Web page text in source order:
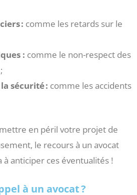
: comme les retards sur le
: comme le non-respect des
sécurité : comme les accidents
en péril votre projet de
le recours à un avocat
à anticiper ces éventualités !
à un avocat ?